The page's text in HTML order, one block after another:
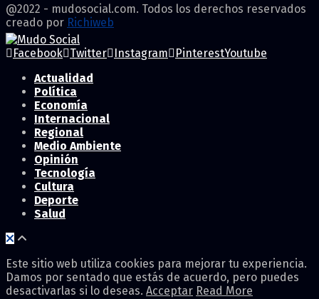
@2022 - mudosocial.com. Todos los derechos reservados
creado por Richiweb
Facebook Twitter Instagram PinterestYoutube
Actualidad
Política
Economía
Internacional
Regional
Medio Ambiente
Opinión
Tecnología
Cultura
Deporte
Salud
Este sitio web utiliza cookies para mejorar tu experiencia.
Damos por sentado que estás de acuerdo, pero puedes
desactivarlas si lo deseas. Acceptar Read More